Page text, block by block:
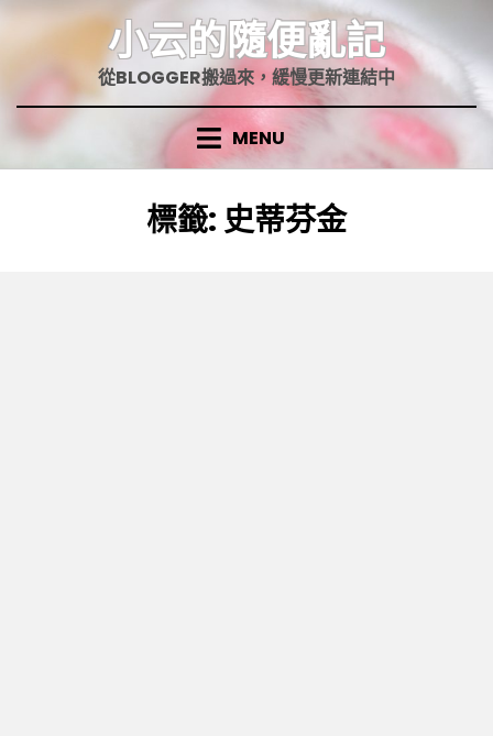
小云的隨便亂記
從BLOGGER搬過來，緩慢更新連結中
MENU
標籤: 史蒂芬金